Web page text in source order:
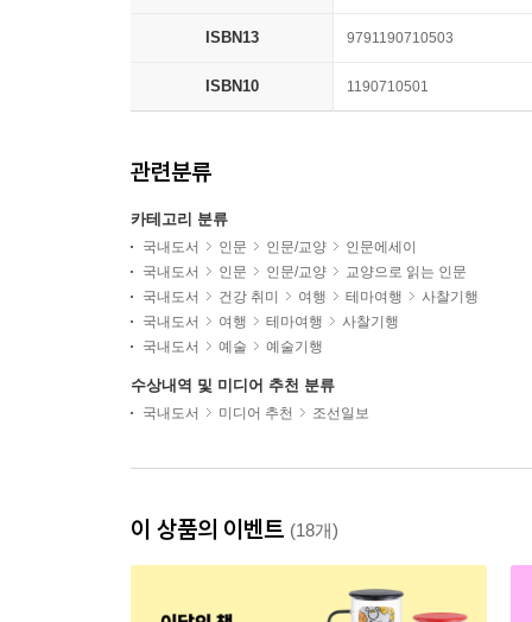
ISBN13 9791190710503
ISBN10 1190710501
관련분류
카테고리 분류
국내도서 인문 인문/교양
인문에세이
국내도서
인문 인문/교양
교양으로 읽는 인문
국내도서
건강 취미 여행 테마여행
사찰기행
국내도서
여행 테마여행
사찰기행
국내도서
예술 예술기행
수상내역 및 미디어 추천 분류
국내도서 미디어 추천 조선일보
이 상품의 이벤트 (18개)